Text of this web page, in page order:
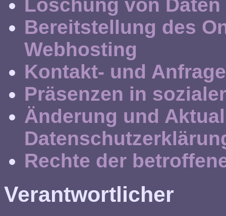
Löschung von Daten
Bereitstellung des
Webhosting
Kontakt- und
Präsenzen in
Änderung und
Rechte der
Verantwortlicher